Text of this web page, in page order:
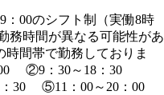
：00のシフト制（実働8時
務時間が異なる可能性があ
間帯で勤務しておりま
00 ②9：30～18：30
30 ⑤11：00～20：00